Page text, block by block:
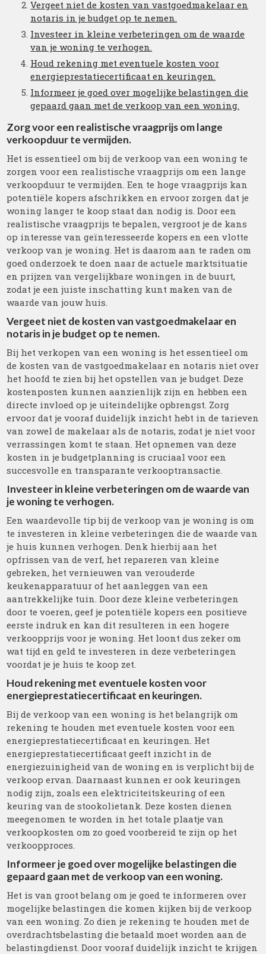
Vergeet niet de kosten van vastgoedmakelaar en
notaris in je budget op te nemen.
Investeer in kleine verbeteringen om de waarde
van je woning te verhogen.
Houd rekening met eventuele kosten voor
energieprestatiecertificaat en keuringen.
Informeer je goed over mogelijke belastingen die
gepaard gaan met de verkoop van een woning.
Zorg voor een realistische vraagprijs om lange
verkoopduur te vermijden.
Het is essentieel om bij de verkoop van een woning te
zorgen voor een realistische vraagprijs om een lange
verkoopduur te vermijden. Een te hoge vraagprijs kan
potentiële kopers afschrikken en ervoor zorgen dat je
woning langer te koop staat dan nodig is. Door een
realistische vraagprijs te bepalen, vergroot je de kans
op interesse van geïnteresseerde kopers en een vlotte
verkoop van je woning. Het is daarom aan te raden om
goed onderzoek te doen naar de actuele marktsituatie
en prijzen van vergelijkbare woningen in de buurt,
zodat je een juiste inschatting kunt maken van de
waarde van jouw huis.
Vergeet niet de kosten van vastgoedmakelaar en
notaris in je budget op te nemen.
Bij het verkopen van een woning is het essentieel om
de kosten van de vastgoedmakelaar en notaris niet over
het hoofd te zien bij het opstellen van je budget. Deze
kostenposten kunnen aanzienlijk zijn en hebben een
directe invloed op je uiteindelijke opbrengst. Zorg
ervoor dat je vooraf duidelijk inzicht hebt in de tarieven
van zowel de makelaar als de notaris, zodat je niet voor
verrassingen komt te staan. Het opnemen van deze
kosten in je budgetplanning is cruciaal voor een
succesvolle en transparante verkooptransactie.
Investeer in kleine verbeteringen om de waarde van
je woning te verhogen.
Een waardevolle tip bij de verkoop van je woning is om
te investeren in kleine verbeteringen die de waarde van
je huis kunnen verhogen. Denk hierbij aan het
opfrissen van de verf, het repareren van kleine
gebreken, het vernieuwen van verouderde
keukenapparatuur of het aanleggen van een
aantrekkelijke tuin. Door deze kleine verbeteringen
door te voeren, geef je potentiële kopers een positieve
eerste indruk en kan dit resulteren in een hogere
verkoopprijs voor je woning. Het loont dus zeker om
wat tijd en geld te investeren in deze verbeteringen
voordat je je huis te koop zet.
Houd rekening met eventuele kosten voor
energieprestatiecertificaat en keuringen.
Bij de verkoop van een woning is het belangrijk om
rekening te houden met eventuele kosten voor een
energieprestatiecertificaat en keuringen. Het
energieprestatiecertificaat geeft inzicht in de
energiezuinigheid van de woning en is verplicht bij de
verkoop ervan. Daarnaast kunnen er ook keuringen
nodig zijn, zoals een elektriciteitskeuring of een
keuring van de stookolietank. Deze kosten dienen
meegenomen te worden in het totale plaatje van
verkoopkosten om zo goed voorbereid te zijn op het
verkoopproces.
Informeer je goed over mogelijke belastingen die
gepaard gaan met de verkoop van een woning.
Het is van groot belang om je goed te informeren over
mogelijke belastingen die komen kijken bij de verkoop
van een woning. Zo dien je rekening te houden met de
overdrachtsbelasting die betaald moet worden aan de
belastingdienst. Door vooraf duidelijk inzicht te krijgen